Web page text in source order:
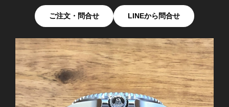
ご注文・問合せ LINEから問合せ